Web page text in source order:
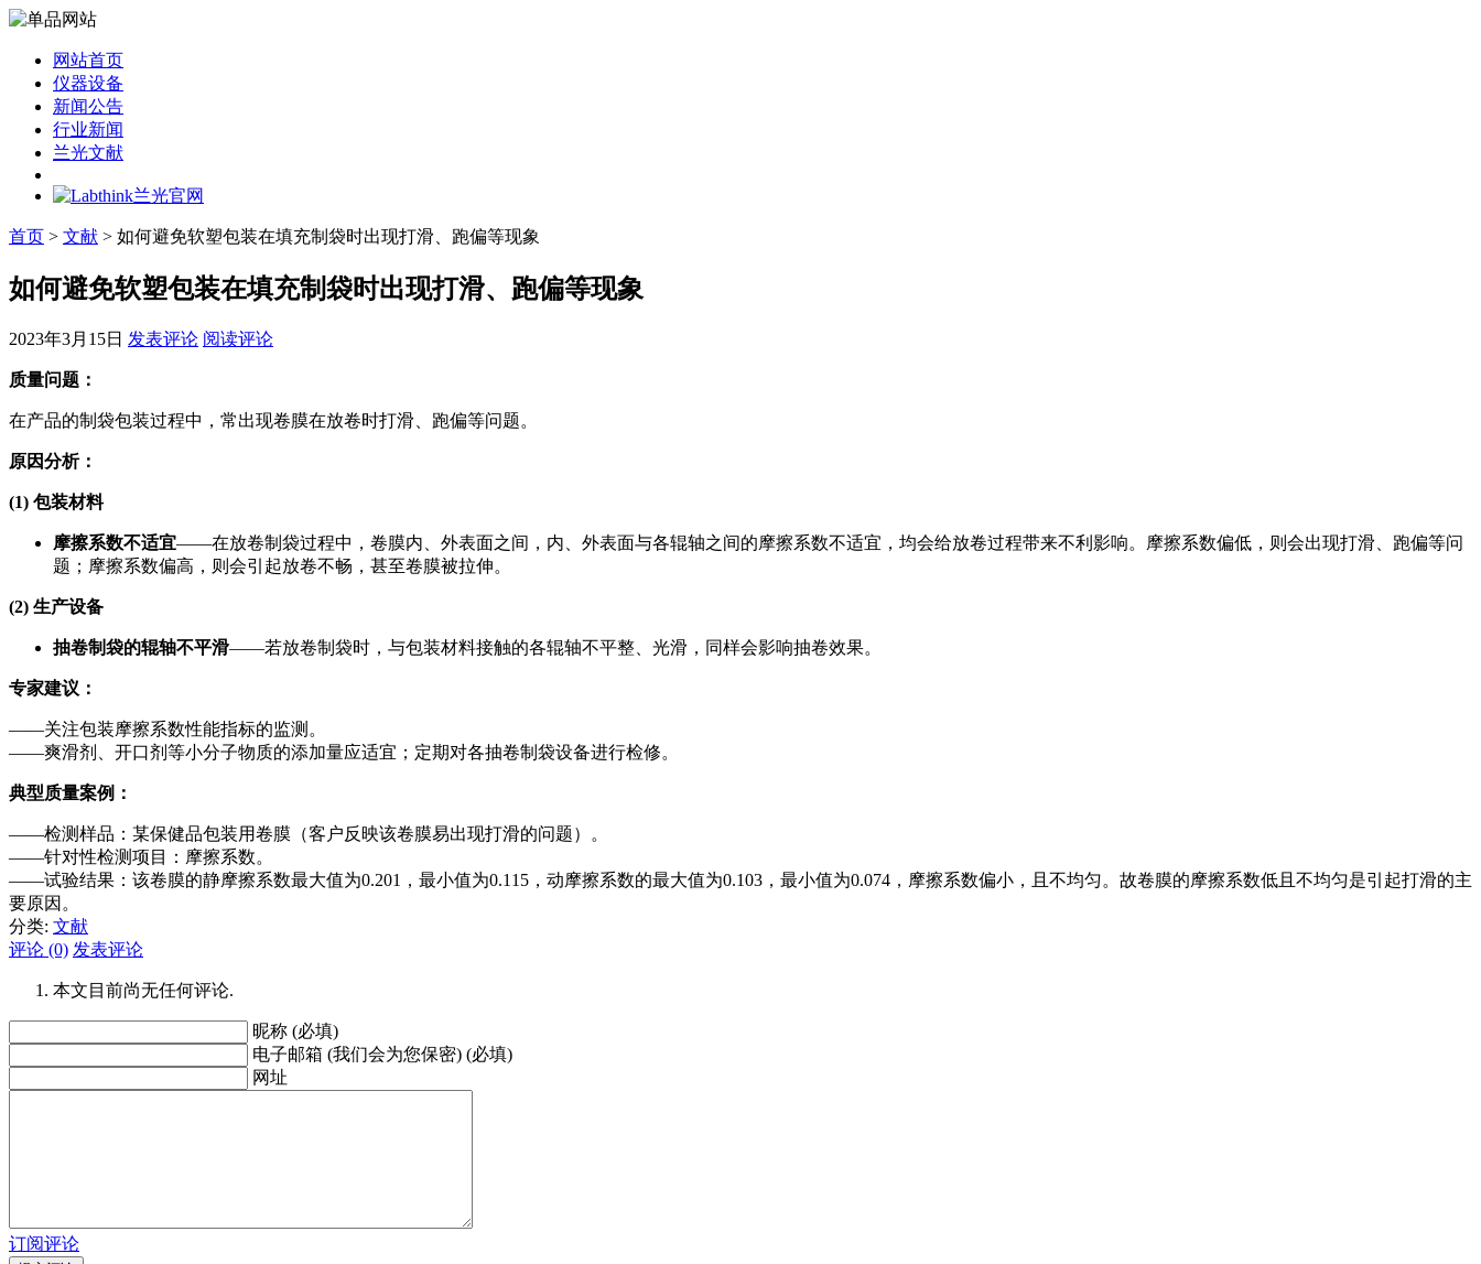
网站首页
仪器设备
新闻公告
行业新闻
兰光文献
首页 > 文献 > 如何避免软塑包装在填充制袋时出现打滑、跑偏等现象
如何避免软塑包装在填充制袋时出现打滑、跑偏等现象
2023年3月15日 发表评论 阅读评论
质量问题：
在产品的制袋包装过程中，常出现卷膜在放卷时打滑、跑偏等问题。
原因分析：
(1) 包装材料
摩擦系数不适宜——在放卷制袋过程中，卷膜内、外表面之间，内、外表面与各辊轴之间的摩擦系数不适宜，均会给放卷过程带来不利影响。摩擦系数偏低，则会出现打滑、跑偏等问
题；摩擦系数偏高，则会引起放卷不畅，甚至卷膜被拉伸。
(2) 生产设备
抽卷制袋的辊轴不平滑——若放卷制袋时，与包装材料接触的各辊轴不平整、光滑，同样会影响抽卷效果。
专家建议：
——关注包装摩擦系数性能指标的监测。
——爽滑剂、开口剂等小分子物质的添加量应适宜；定期对各抽卷制袋设备进行检修。
典型质量案例：
——检测样品：某保健品包装用卷膜（客户反映该卷膜易出现打滑的问题）。
——针对性检测项目：摩擦系数。
——试验结果：该卷膜的静摩擦系数最大值为0.201，最小值为0.115，动摩擦系数的最大值为0.103，最小值为0.074，摩擦系数偏小，且不均匀。故卷膜的摩擦系数低且不均匀是引起打滑的主
要原因。
分类: 文献
评论 (0) 发表评论
本文目前尚无任何评论.
昵称 (必填)
电子邮箱 (我们会为您保密) (必填)
网址
订阅评论